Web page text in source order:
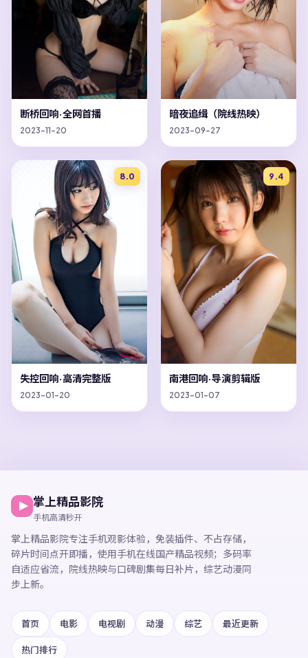
断桥回响·全网首播
2023-11-20
暗夜追缉（院线热映）
2023-09-27
8.0
失控回响·高清完整版
2023-01-20
9.4
南港回响·导演剪辑版
2023-01-07
掌上精品影院
手机高清秒开
掌上精品影院专注手机观影体验， 免装插件、不占存储，
碎片时间点开即播， 使用手机在线国产精品视频；多码率
自适应省流，院线热映与口碑剧集每日补片，综艺动漫同
步上新。
首页 电影 电视剧 动漫 综艺 最近更新
热门排行